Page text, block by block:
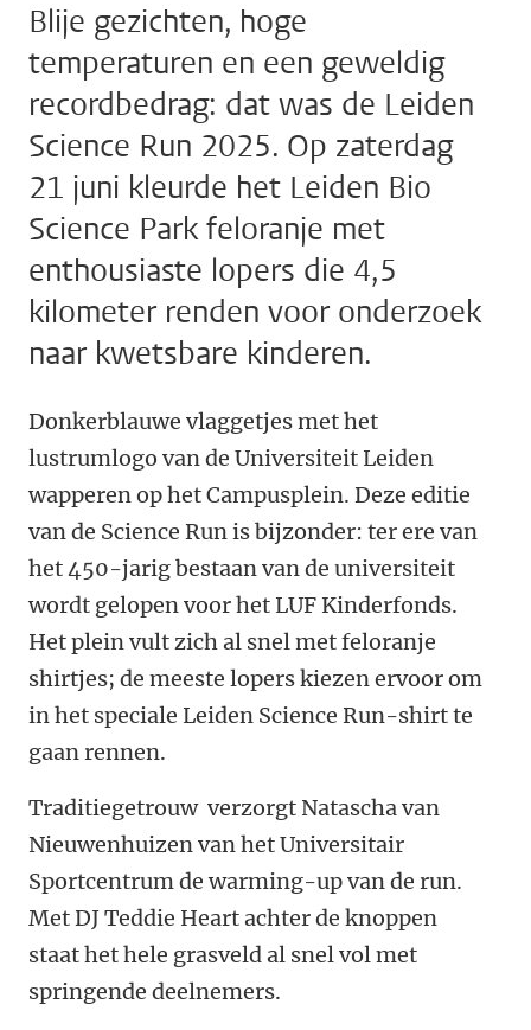
Blije gezichten, hoge
temperaturen en een geweldig
recordbedrag: dat was de Leiden
Science Run 2025. Op zaterdag
21 juni kleurde het Leiden Bio
Science Park feloranje met
enthousiaste lopers die 4,5
kilometer renden voor onderzoek
naar kwetsbare kinderen.
Donkerblauwe vlaggetjes met het
lustrumlogo van de Universiteit Leiden
wapperen op het Campusplein. Deze editie
van de Science Run is bijzonder: ter ere van
het 450-jarig bestaan van de universiteit
wordt gelopen voor het LUF Kinderfonds.
Het plein vult zich al snel met feloranje
shirtjes; de meeste lopers kiezen ervoor om
in het speciale Leiden Science Run-shirt te
gaan rennen.
Traditiegetrouw verzorgt Natascha van
Nieuwenhuizen van het Universitair
Sportcentrum de warming-up van de run.
Met DJ Teddie Heart achter de knoppen
staat het hele grasveld al snel vol met
springende deelnemers.